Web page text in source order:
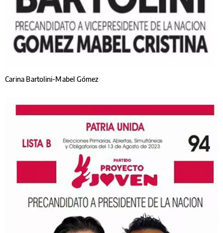
Carina Bartolini-Mabel Gómez